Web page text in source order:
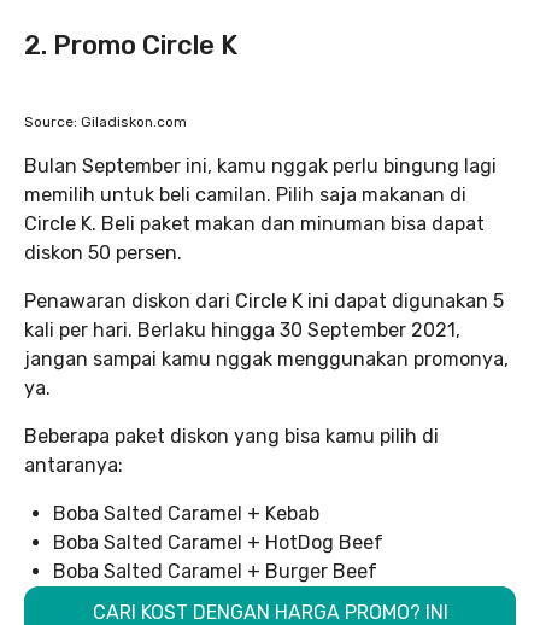
2. Promo Circle K
Source: Giladiskon.com
Bulan September ini, kamu nggak perlu bingung lagi
memilih untuk beli camilan. Pilih saja makanan di
Circle K. Beli paket makan dan minuman bisa dapat
diskon 50 persen.
Penawaran diskon dari Circle K ini dapat digunakan 5
kali per hari. Berlaku hingga 30 September 2021,
jangan sampai kamu nggak menggunakan promonya,
ya.
Beberapa paket diskon yang bisa kamu pilih di
antaranya:
Boba Salted Caramel + Kebab
Boba Salted Caramel + HotDog Beef
Boba Salted Caramel + Burger Beef
CARI KOST DENGAN HARGA PROMO? INI